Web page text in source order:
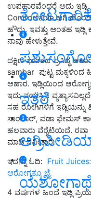
ಇತರೆ
ಉಪಹಾರವೆಂದರೆ ಅದು
Comfortable ಆಗಿ
ಹೌದು. ಇವತ್ತು ಅಂತಹ ಇಡ್ಲಿ
ನಾವು ಹೇಳುತ್ತೇವೆ.
ದಕ್ಷಿಣ ಭಾರತದ ಪ್ರಸಿದ್ಧ
sambar ಪುಟ್ಟ ಮಕ್ಕಳಿಂದ
ಆಹಾರ. ಇಡ್ಲಿಯಿಂದ
ಇದು ವಯಸ್ಸಿನ
ಸಹ ರೋಗಿಗಳಿಗೆ ಇಡ್ಲಿಯನ್ನು
ಸಾಂಬಾರ್‌, ವಡಾ ಫೇಮಸ್
ಹಲವಾರು ವೆರೈಟಿಯಿದೆ. ರವಾ
ಮಾಡಿ ಸವೀತಾರೆ.
ಇದನ್ನು ಓದಿ: Fruit
ಆರೋಗ್ಯಕ್ಕೂ ಜೈ
4 ವರ್ಷಗಳ ಹಿಂದೆ ಇಡ್ಲಿ